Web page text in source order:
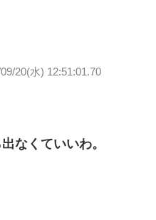
20(水) 12:51:01.70
なくていいわ。